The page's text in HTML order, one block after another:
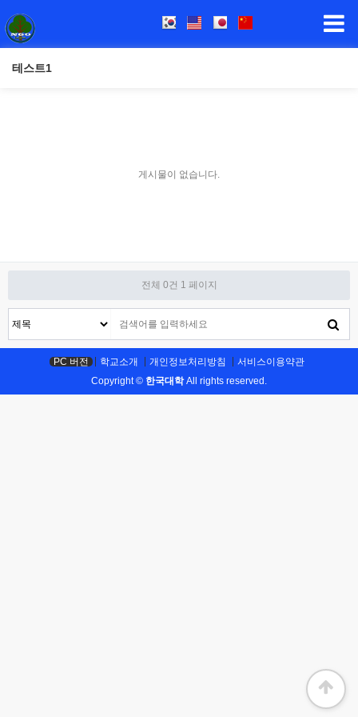
테스트1
게시물이 없습니다.
전체 0건 1 페이지
PC 버전 학교소개 개인정보처리방침
서비스이용약관
Copyright © 한국대학All rights reserved.